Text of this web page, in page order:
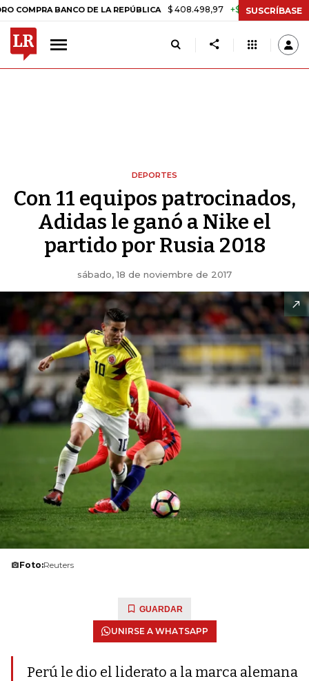
BANCO DE LA REPÚBLICA $ 408.498,97 +$ 8.753,81 +2,19%
SUSCRÍBASE
DEPORTES
Con 11 equipos patrocinados,
Adidas le ganó a Nike el
partido por Rusia 2018
sábado, 18 de noviembre de 2017
Foto:Reuters
GUARDAR
UNIRSE A WHATSAPP
Perú le dio el liderato a la marca alemana